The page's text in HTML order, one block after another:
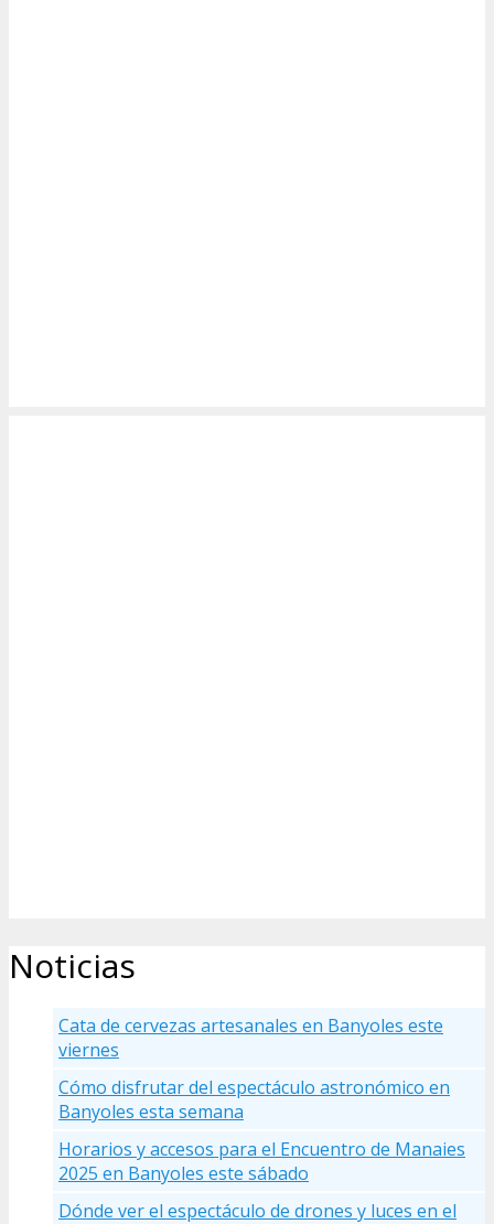
Noticias
Cata de cervezas artesanales en Banyoles este
viernes
Cómo disfrutar del espectáculo astronómico en
Banyoles esta semana
Horarios y accesos para el Encuentro de Manaies
2025 en Banyoles este sábado
Dónde ver el espectáculo de drones y luces en el